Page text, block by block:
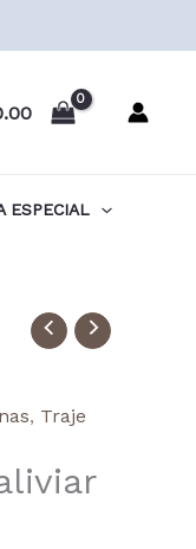
ESPECIAL
, Traje